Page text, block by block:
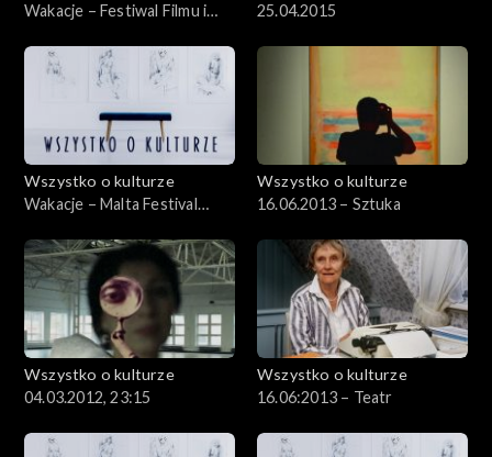
Wakacje – Festiwal Filmu i
30.07.2012
25.04.2015
Wszystko o kulturze
Wakacje – Malta Festival
15.07.2012
Wszystko o kulturze
16.06.2013 – Sztuka
Wszystko o kulturze
04.03.2012, 23:15
Wszystko o kulturze
16.06:2013 – Teatr